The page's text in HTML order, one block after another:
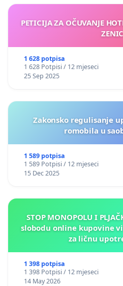
PETICIJA ZA OČUVANJE
1 628 potpisa
1 628 Potpisi / 12 mjeseci
25 Sep 2025
Zakonsko regulisanje
romobila u
1 589 potpisa
1 589 Potpisi / 12 mjeseci
15 Dec 2025
STOP MONOPOLU I
slobodu online kupovine
za ličnu
1 398 potpisa
1 398 Potpisi / 12 mjeseci
14 May 2026